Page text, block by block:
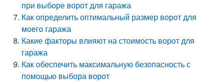
при выборе ворот для гаража
Как определить оптимальный размер ворот для
моего гаража
Какие факторы влияют на стоимость ворот для
гаража
Как обеспечить максимальную безопасность с
помощью выбора ворот